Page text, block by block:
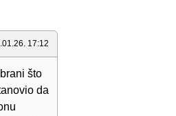
17:12
što
da